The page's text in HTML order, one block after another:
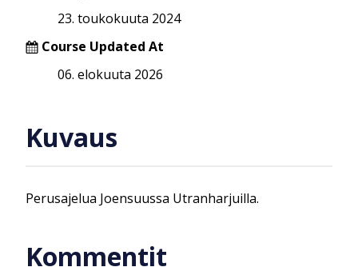
23. toukokuuta 2024
Course Updated At
06. elokuuta 2026
Kuvaus
Perusajelua Joensuussa Utranharjuilla.
Kommentit